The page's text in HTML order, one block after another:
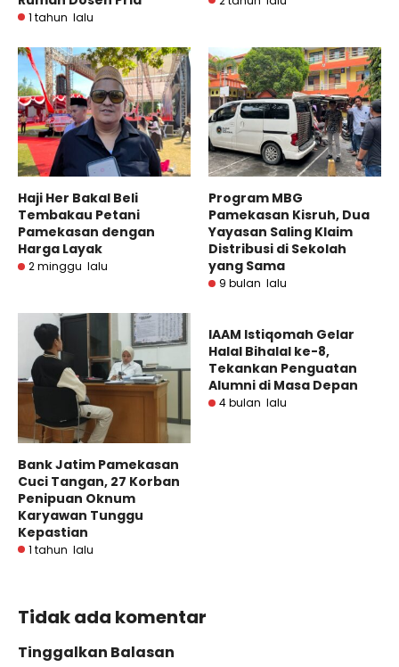
1 tahun lalu
Haji Her Bakal Beli
Tembakau Petani
Pamekasan dengan
Harga Layak
2 minggu lalu
Program MBG
Pamekasan Kisruh, Dua
Yayasan Saling Klaim
Distribusi di Sekolah
yang Sama
9 bulan lalu
Bank Jatim Pamekasan
Cuci Tangan, 27 Korban
Penipuan Oknum
Karyawan Tunggu
Kepastian
1 tahun lalu
IAAM Istiqomah Gelar
Halal Bihalal ke-8,
Tekankan Penguatan
Alumni di Masa Depan
4 bulan lalu
Tidak ada komentar
Tinggalkan Balasan